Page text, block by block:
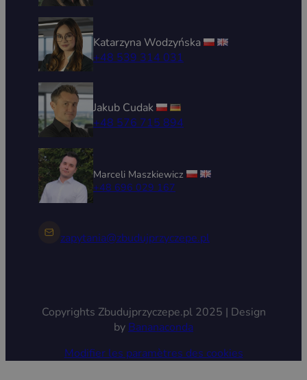
Katarzyna Wodzyńska
+48 539 314 031
Jakub Cudak
+48 576 715 894
Marceli Maszkiewicz
+48 696 029 167
zapytania@zbudujprzyczepe.pl
Copyrights Zbudujprzyczepe.pl 2025 | Design
by Bananaconda
Modifier les paramètres des cookies